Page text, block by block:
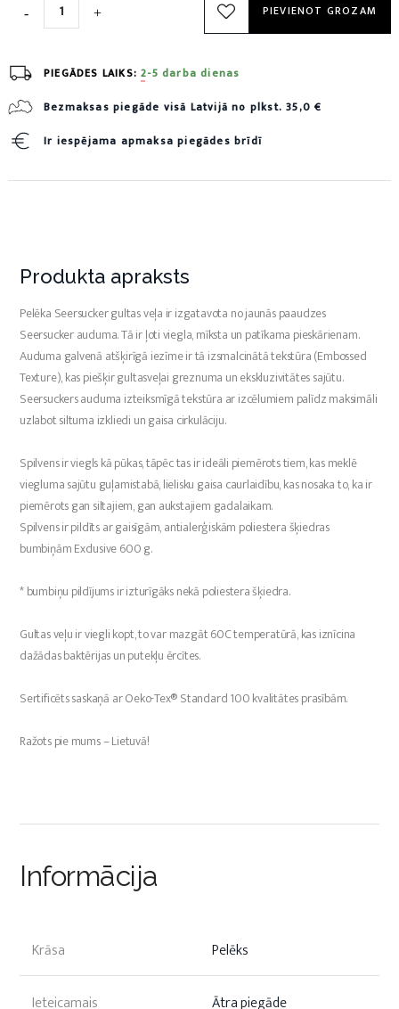
PIEVIENOT GROZAM
PIEGĀDES LAIKS:2-5 darba dienas
Bezmaksas piegāde visā Latvijā no plkst. 35,0 €
Ir iespējama apmaksa piegādes brīdī
Produkta apraksts
Pelēka Seersucker gultas veļa ir izgatavota no jaunās paaudzes
Seersucker auduma. Tā ir ļoti viegla, mīksta un patīkama pieskārienam.
Auduma galvenā atšķirīgā iezīme ir tā izsmalcinātā tekstūra (Embossed
Texture), kas piešķir gultasveļai greznuma un ekskluzivitātes sajūtu.
Seersuckers auduma izteiksmīgā tekstūra ar izcēlumiem palīdz maksimāli
uzlabot siltuma izkliedi un gaisa cirkulāciju.
Spilvens ir viegls kā pūkas, tāpēc tas ir ideāli piemērots tiem, kas meklē
viegluma sajūtu guļamistabā, lielisku gaisa caurlaidību, kas nosaka to, ka ir
piemērots gan siltajiem, gan aukstajiem gadalaikam.
Spilvens ir pildīts ar gaisīgām, antialerģiskām poliestera šķiedras
bumbiņām Exclusive 600 g.
* bumbiņu pildījums ir izturīgāks nekā poliestera šķiedra.
Gultas veļu ir viegli kopt, to var mazgāt 60C temperatūrā, kas iznīcina
dažādas baktērijas un putekļu ērcītes.
Sertificēts saskaņā ar Oeko-Tex® Standard 100 kvalitātes prasībām.
Ražots pie mums – Lietuvā!
Informācija
Krāsa Pelēks
Ieteicamais Ātra piegāde